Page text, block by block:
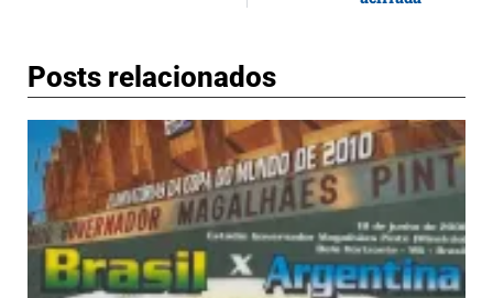
Posts relacionados